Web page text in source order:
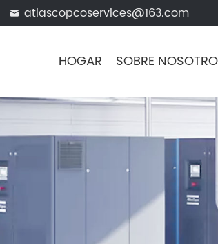
 atlascopcoservices@163.com
HOGAR SOBRE